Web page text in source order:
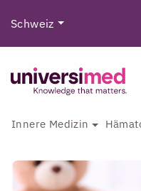
Schweiz
Innere Medizin